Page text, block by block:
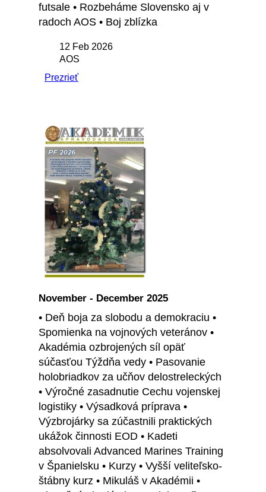
futsale • Rozbeháme Slovensko aj v
radoch AOS • Boj zblízka
12 Feb 2026
AOS
Prezrieť
November - December 2025
• Deň boja za slobodu a demokraciu •
Spomienka na vojnových veteránov •
Akadémia ozbrojených síl opäť
súčasťou Týždňa vedy • Pasovanie
holobriadkov za učňov delostreleckých
• Výročné zasadnutie Cechu vojenskej
logistiky • Výsadková príprava •
Výzbrojárky sa zúčastnili praktických
ukážok činnosti EOD • Kadeti
absolvovali Advanced Marines Training
v Španielsku • Kurzy • Vyšší veliteľsko-
štábny kurz • Mikuláš v Akadémii •